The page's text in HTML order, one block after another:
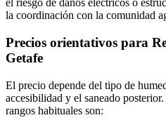
el riesgo de daños eléctricos o
la coordinación con la comunidad
Precios orientativos para
Getafe
El precio depende del tipo de
accesibilidad y el saneado
rangos habituales son: